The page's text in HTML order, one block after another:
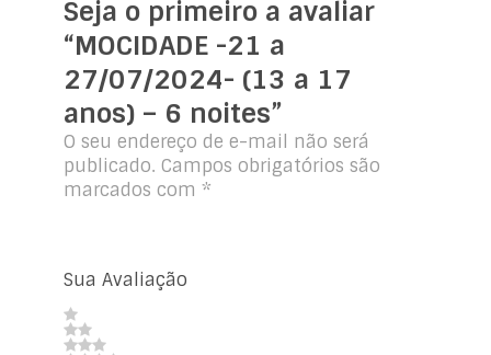
Seja o primeiro a avaliar
“MOCIDADE -21 a
27/07/2024- (13 a 17
anos) – 6 noites”
O seu endereço de e-mail não será
publicado. Campos obrigatórios são
marcados com*
Sua Avaliação
1
2